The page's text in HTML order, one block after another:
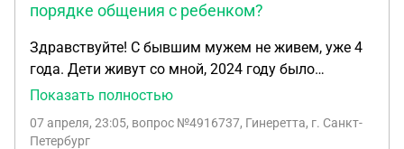
порядке общения с ребенком?
Здравствуйте! С бывшим мужем не живем, уже 4
года. Дети живут со мной, 2024 году было
мировое соглашения, чтоб отец виделся с
живет в другом городе, приежает в Рязань на
Показать полностью
07 апреля, 23:05, вопрос №4916737, Гинеретта, г. Санкт-
Петербург